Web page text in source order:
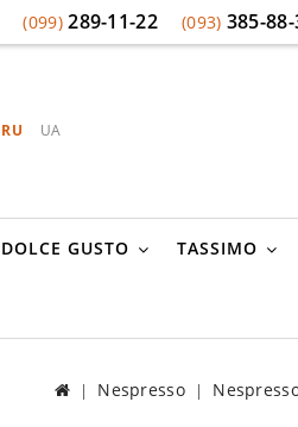
(099)289-11-22 (093) 385-
RU UA
DOLCE GUSTO TASSIMO
Nespresso